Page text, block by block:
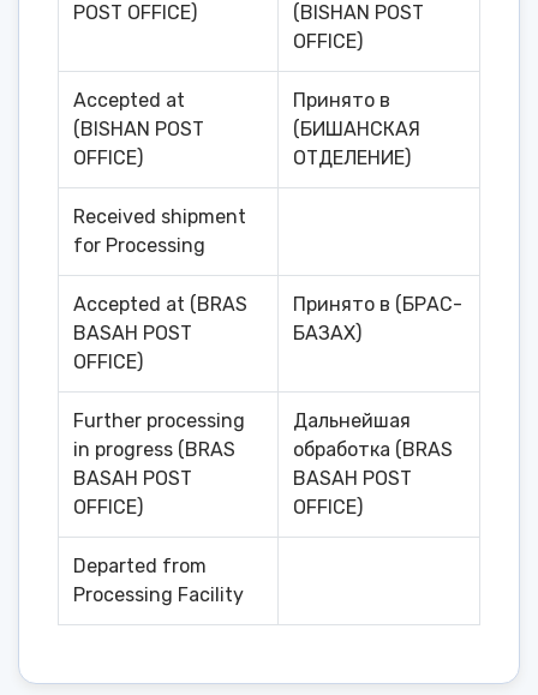
POST OFFICE)
(BISHAN POST
OFFICE)
Accepted at
(BISHAN POST
OFFICE)
Принято в
(БИШАНСКАЯ
ОТДЕЛЕНИЕ)
Received shipment
for Processing
Accepted at (BRAS
BASAH POST
OFFICE)
Принято в (БРАС-
БАЗАХ)
Further processing
in progress (BRAS
BASAH POST
OFFICE)
Дальнейшая
обработка (BRAS
BASAH POST
OFFICE)
Departed from
Processing Facility